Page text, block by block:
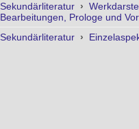
Sekundärliteratur ›
Bearbeitungen, Prologe und
Sekundärliteratur ›